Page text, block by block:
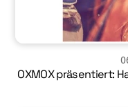
OXMOX präsentiert: